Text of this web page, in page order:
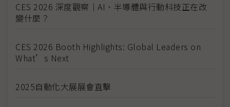
CES 2026 深度觀察｜AI、半導體與行動科技正在改
變什麼？
CES 2026 Booth Highlights: Global Leaders on
What’s Next
2025自動化大展展會直擊